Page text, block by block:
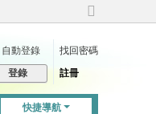
切
到
自動登錄
找回密碼
登錄 註冊
快捷導航